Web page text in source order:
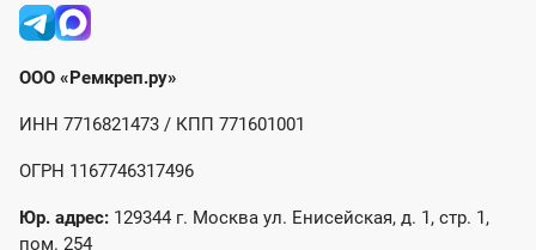
ООО «Ремкреп.ру»
ИНН 7716821473 / КПП 771601001
ОГРН 1167746317496
Юр. адрес: 129344 г. Москва ул. Енисейская, д. 1, стр. 1,
пом. 254